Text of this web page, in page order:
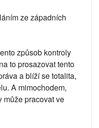
ze západních
způsob kontroly
to prosazovat tento
a blíží se totalita,
A mimochodem,
může pracovat ve